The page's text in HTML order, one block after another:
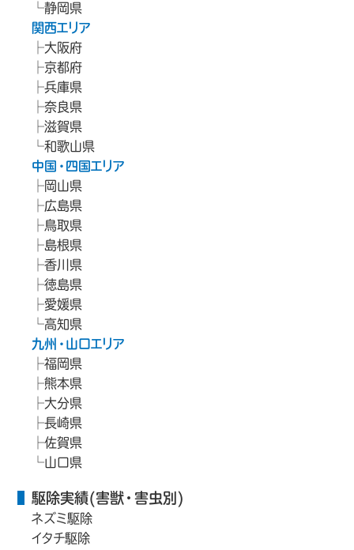
静岡県
関西エリア
大阪府
京都府
兵庫県
奈良県
滋賀県
和歌山県
中国・四国エリア
岡山県
広島県
鳥取県
島根県
香川県
徳島県
愛媛県
高知県
九州・山口エリア
福岡県
熊本県
大分県
長崎県
佐賀県
山口県
駆除実績(害獣・害虫別)
ネズミ駆除
イタチ駆除